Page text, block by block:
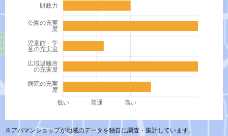
病院の充実
度
広域避難所
の充実度
児童館・学
童の充実度
公園の充実
度
財政力
低い 普通 高い
※アパマンショップが地域のデータを独自に調査・集計しています。